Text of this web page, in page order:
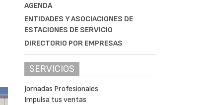
AGENDA
ENTIDADES Y ASOCIACIONES DE
ESTACIONES DE SERVICIO
DIRECTORIO POR EMPRESAS
SERVICIOS
Jornadas Profesionales
Impulsa tus ventas